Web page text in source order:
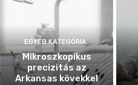
EGYÉB KATEGÓRIA
Mikroszkopikus
precizitás az
Arkansas kövekkel